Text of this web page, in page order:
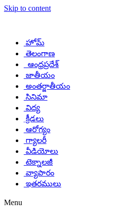
Skip to content
హోమ్
తెలంగాణ
ఆంధ్రప్రదేశ్
జాతీయం
అంతర్జాతీయం
సినిమా
విద్య
క్రీడలు
ఆరోగ్యం
గ్యాలరీ
వీడియోలు
టెక్నాలజీ
వ్యాపారం
ఇతరములు
Menu